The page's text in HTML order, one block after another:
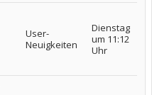
User-
Neuigkeiten
Dienstag
um 11:12
Uhr